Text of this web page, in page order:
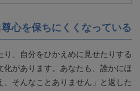
心を保ちにくくなっている
り、自分をひかえめに見せたりする
化があります。あなたも、誰かにほ
、そんなことありません」と返した